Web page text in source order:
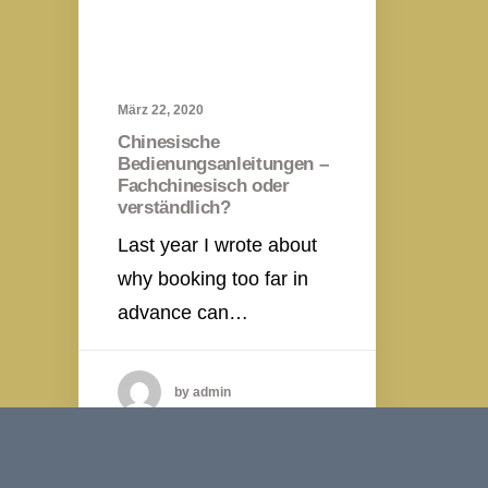
März 22, 2020
Chinesische
Bedienungsanleitungen –
Fachchinesisch oder
verständlich?
Last year I wrote about
why booking too far in
advance can…
by admin